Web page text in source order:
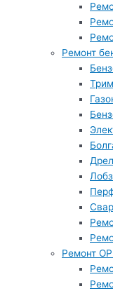
Ремонт
Ремонт